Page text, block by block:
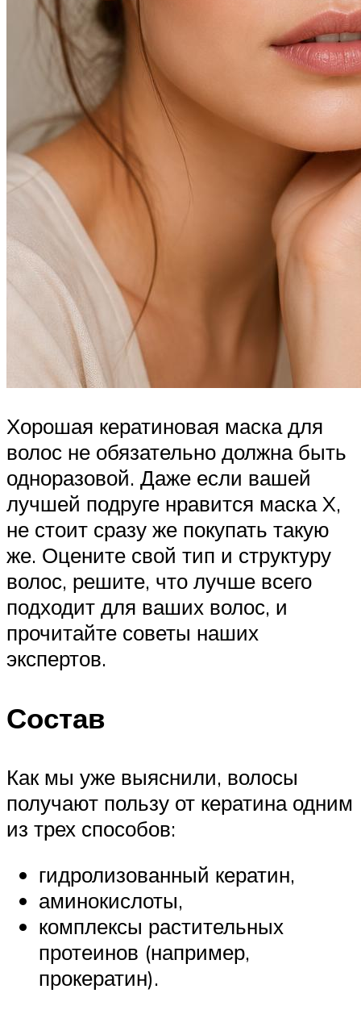
Хорошая кератиновая маска для
волос не обязательно должна быть
одноразовой. Даже если вашей
лучшей подруге нравится маска X,
не стоит сразу же покупать такую
же. Оцените свой тип и структуру
волос, решите, что лучше всего
подходит для ваших волос, и
прочитайте советы наших
экспертов.
Состав
Как мы уже выяснили, волосы
получают пользу от кератина одним
из трех способов:
гидролизованный кератин,
аминокислоты,
комплексы растительных
протеинов (например,
прокератин).